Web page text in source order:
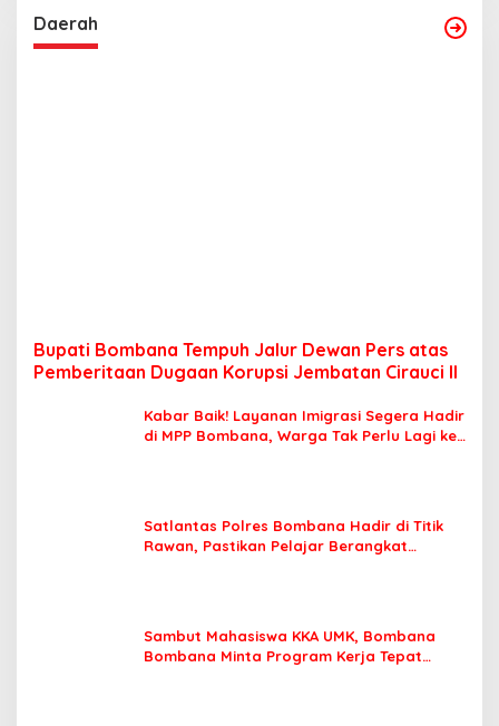
Daerah
Bupati Bombana Tempuh Jalur Dewan Pers atas
Pemberitaan Dugaan Korupsi Jembatan Cirauci II
Kabar Baik! Layanan Imigrasi Segera Hadir
di MPP Bombana, Warga Tak Perlu Lagi ke
Satlantas Polres Bombana Hadir di Titik
Rawan, Pastikan Pelajar Berangkat
Sambut Mahasiswa KKA UMK, Bombana
Bombana Minta Program Kerja Tepat